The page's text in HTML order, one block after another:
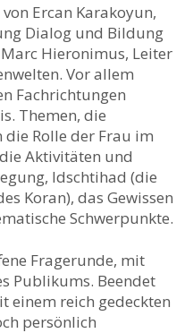
Ercan Karakoyun,
Dialog und Bildung
Hieronimus, Leiter
Vor allem
Fachrichtungen
Themen, die
Rolle der Frau im
Aktivitäten und
Idschtihad (die
Koran), das Gewissen
Schwerpunkte.
Fragerunde, mit
Publikums. Beendet
einem reich gedeckten
persönlich